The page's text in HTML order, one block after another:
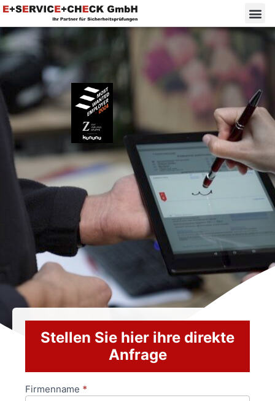
Stellen Sie hier ihre direkte
Anfrage
Anfrageformular
Firmenname *